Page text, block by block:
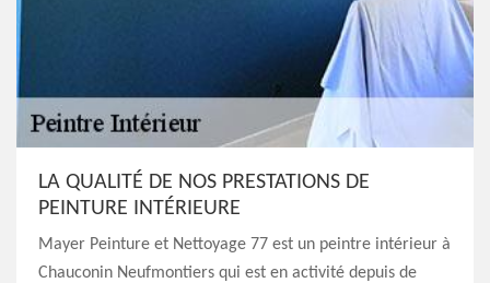
LA QUALITÉ DE NOS PRESTATIONS DE
PEINTURE INTÉRIEURE
Mayer Peinture et Nettoyage 77 est un peintre intérieur à
Chauconin Neufmontiers qui est en activité depuis de